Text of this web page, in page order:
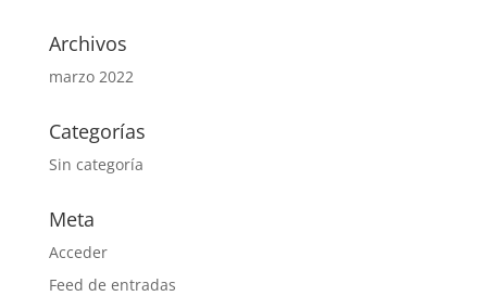
Archivos
marzo 2022
Categorías
Sin categoría
Meta
Acceder
Feed de entradas